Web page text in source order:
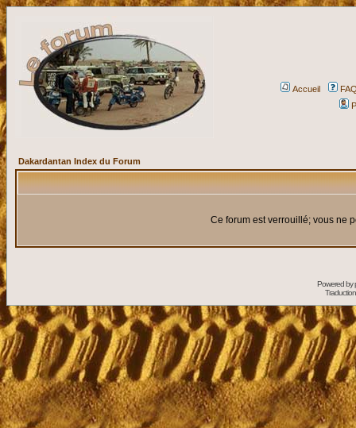
Accueil
Dakardantan Index du Forum
Ce forum est verrouillé; vous ne
Powered by